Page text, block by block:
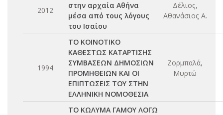
2012
στην αρχαία Αθήνα
μέσα από τους λόγους
του Ισαίου
Δέλιος,
Αθανάσιος Α.
1994
ΤΟ ΚΟΙΝΟΤΙΚΟ
ΚΑΘΕΣΤΩΣ ΚΑΤΑΡΤΙΣΗΣ
ΣΥΜΒΑΣΕΩΝ ΔΗΜΟΣΙΩΝ
ΠΡΟΜΗΘΕΙΩΝ ΚΑΙ ΟΙ
ΕΠΙΠΤΩΣΕΙΣ ΤΟΥ ΣΤΗΝ
ΕΛΛΗΝΙΚΗ ΝΟΜΟΘΕΣΙΑ
Ζορμπαλά,
Μυρτώ
ΤΟ ΚΩΛΥΜΑ ΓΑΜΟΥ ΛΟΓΩ